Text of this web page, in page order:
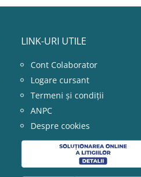
LINK-URI UTILE
Cont Colaborator
Logare cursant
Termeni și condiții
ANPC
Despre cookies